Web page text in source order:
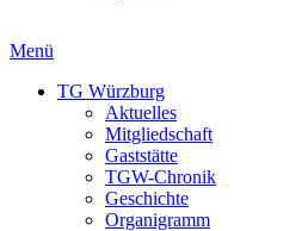
Menü
TG Würzburg
Aktuelles
Mitgliedschaft
Gaststätte
TGW-Chronik
Geschichte
Organigramm